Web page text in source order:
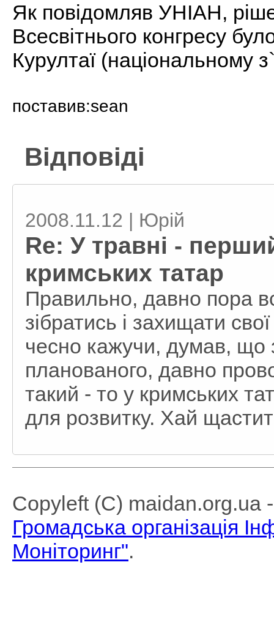
Як повідомляв УНІАН,
Всесвітнього конгресу
Курултаї (національному
поставив:sean
Відповіді
2008.11.12 | Юрій
Re: У травні -
кримських татар
Правильно, давно пора
зібратись і захищати
чесно кажучи, думав, що
планованого, давно
такий - то у кримських
для розвитку. Хай
Copyleft (C) maidan.org.ua
Громадська організація
Моніторинг".